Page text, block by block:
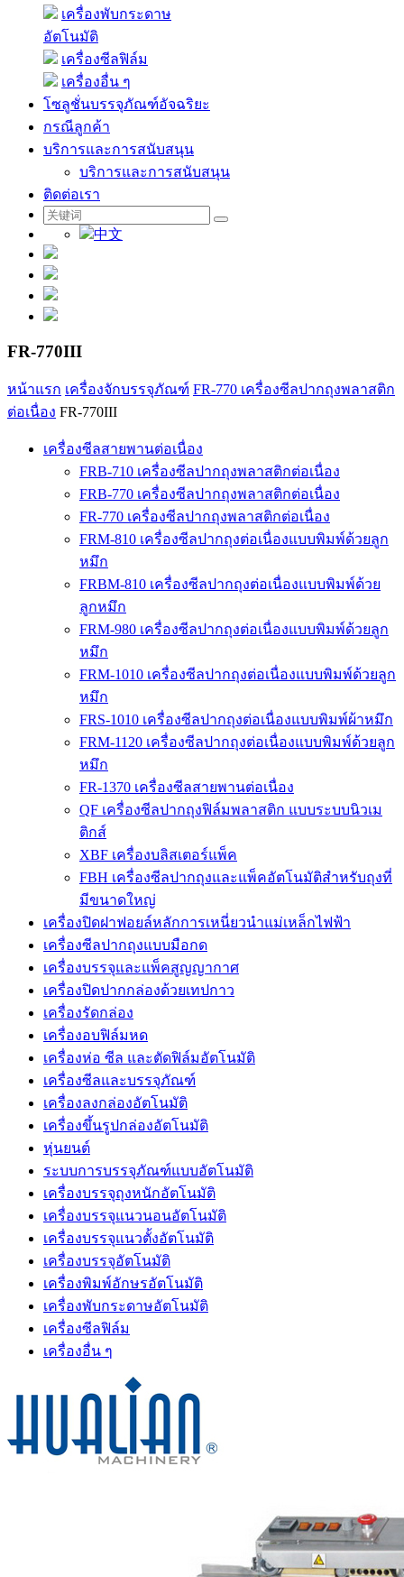
เครื่องพับกระดาษ
อัตโนมัติ
เครื่องซีลฟิล์ม
เครื่องอื่น ๆ
โซลูชั่นบรรจุภัณฑ์อัจฉริยะ
กรณีลูกค้า
บริการและการสนับสนุน
บริการและการสนับสนุน
ติดต่อเรา
中文
FR-770III
หน้าแรก เครื่องจักบรรจุภัณฑ์ FR-770 เครื่องซีลปากถุงพลาสติก
ต่อเนื่อง FR-770III
เครื่องซีลสายพานต่อเนื่อง
FRB-710 เครื่องซีลปากถุงพลาสติกต่อเนื่อง
FRB-770 เครื่องซีลปากถุงพลาสติกต่อเนื่อง
FR-770 เครื่องซีลปากถุงพลาสติกต่อเนื่อง
FRM-810 เครื่องซีลปากถุงต่อเนื่องแบบพิมพ์ด้วยลูก
หมึก
FRBM-810 เครื่องซีลปากถุงต่อเนื่องแบบพิมพ์ด้วย
ลูกหมึก
FRM-980 เครื่องซีลปากถุงต่อเนื่องแบบพิมพ์ด้วยลูก
หมึก
FRM-1010 เครื่องซีลปากถุงต่อเนื่องแบบพิมพ์ด้วยลูก
หมึก
FRS-1010 เครื่องซีลปากถุงต่อเนื่องแบบพิมพ์ผ้าหมึก
FRM-1120 เครื่องซีลปากถุงต่อเนื่องแบบพิมพ์ด้วยลูก
หมึก
FR-1370 เครื่องซีลสายพานต่อเนื่อง
QF เครื่องซีลปากถุงฟิล์มพลาสติก แบบระบบนิวเม
ติกส์
XBF เครื่องบลิสเตอร์แพ็ค
FBH เครื่องซีลปากถุงและแพ็คอัตโนมัติสำหรับถุงที่
มีขนาดใหญ่
เครื่องปิดฝาฟอยล์หลักการเหนี่ยวนำแม่เหล็กไฟฟ้า
เครื่องซีลปากถุงแบบมือกด
เครื่องบรรจุและแพ็คสูญญากาศ
เครื่องปิดปากกล่องด้วยเทปกาว
เครื่องรัดกล่อง
เครื่องอบฟิล์มหด
เครื่องห่อ ซีล และตัดฟิล์มอัตโนมัติ
เครื่องซีลและบรรจุภัณฑ์
เครื่องลงกล่องอัตโนมัติ
เครื่องขึ้นรูปกล่องอัตโนมัติ
หุ่นยนต์
ระบบการบรรจุภัณฑ์แบบอัตโนมัติ
เครื่องบรรจุถุงหนักอัตโนมัติ
เครื่องบรรจุแนวนอนอัตโนมัติ
เครื่องบรรจุแนวตั้งอัตโนมัติ
เครื่องบรรจุอัตโนมัติ
เครื่องพิมพ์อักษรอัตโนมัติ
เครื่องพับกระดาษอัตโนมัติ
เครื่องซีลฟิล์ม
เครื่องอื่น ๆ